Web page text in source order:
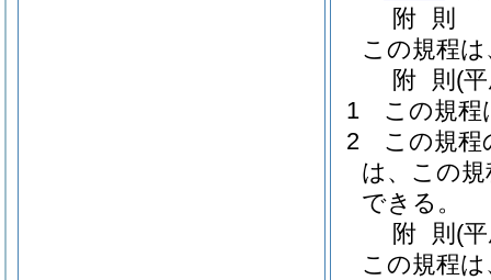
附 則
この規程
附 則 (
1
この規程
2
この規程
は、この
できる。
附 則 (
この規程